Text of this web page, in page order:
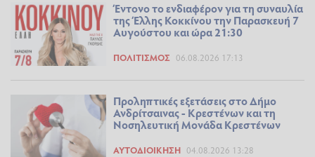
Έντονο το ενδιαφέρον για τη συναυλία
της Έλλης Κοκκίνου την Παρασκευή 7
Αυγούστου και ώρα 21:30
ΠΟΛΙΤΙΣΜΌΣ 06.08.2026 17:13
Προληπτικές εξετάσεις στο Δήμο
Ανδρίτσαινας - Κρεστένων και τη
Νοσηλευτική Μονάδα Κρεστένων
ΑΥΤΟΔΙΟΊΚΗΣΗ 04.08.2026 13:28